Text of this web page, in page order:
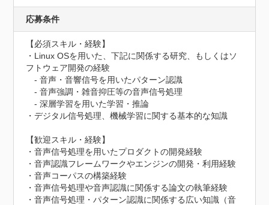
応募条件
【必須スキル・経験】
・Linux OSを用いた、下記に関係する研究、もしくはソ
フトウェア開発の経験
- 音声・音響信号を用いたパターン認識
- 音声強調・雑音抑圧等の音声信号処理
- 深層学習を用いた学習・推論
・デジタル信号処理、機械学習に関する基本的な知識
【歓迎スキル・経験】
・音声信号処理を用いたプロダクトの開発経験
・音声認識フレームワークやエンジンの開発・利用経験
・音声コーパスの構築経験
・音声信号処理や音声認識に関係する論文の執筆経験
・音声信号処理・パターン認識に関係する広い知識（音